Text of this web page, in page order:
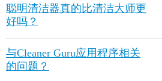
聪明清洁器真的比清洁大师更
好吗？
与Cleaner Guru应用程序相关
的问题？